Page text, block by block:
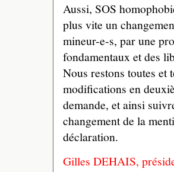
Aussi, SOS
plus vite un
mineur-e-s, par une
fondamentaux et des
Nous restons toutes et
modifications en
demande, et ainsi
changement de la
déclaration.
Gilles DEHAIS,